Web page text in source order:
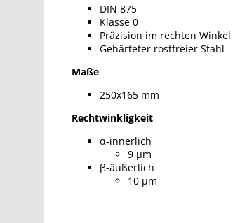
DIN 875
Klasse 0
Präzision im rechten Winkel
Gehärteter rostfreier Stahl
Maße
250x165 mm
Rechtwinkligkeit
α-innerlich
9 µm
β-äußerlich
10 µm